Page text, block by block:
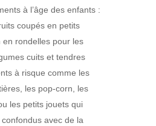
à l’âge des enfants :
coupés en petits
en rondelles pour les
cuits et tendres
à risque comme les
les pop-corn, les
les petits jouets qui
avec de la